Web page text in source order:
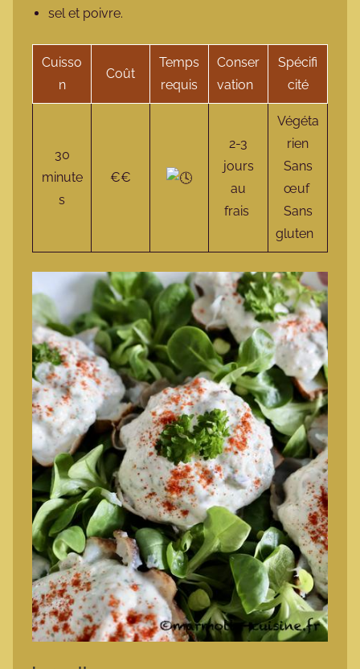
sel et poivre.
Cuisso
n
Coût
Temps
requis
Conser
vation
Spécifi
cité
30
minute
s
€€
2-3
jours
au
frais
Végéta
rien
Sans
œuf
Sans
gluten